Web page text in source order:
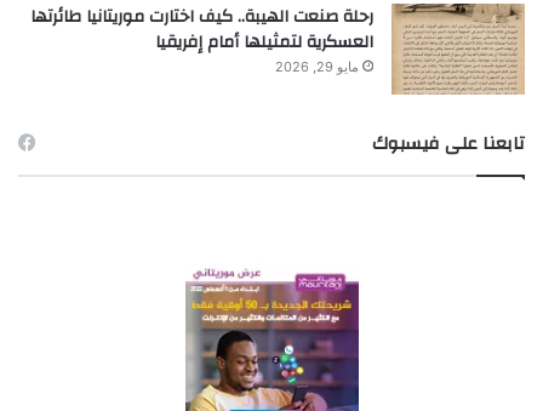
رحلة صنعت الهيبة.. كيف اختارت موريتانيا طائرتها
العسكرية لتمثيلها أمام إفريقيا
مايو 29, 2026
تابعنا على فيسبوك